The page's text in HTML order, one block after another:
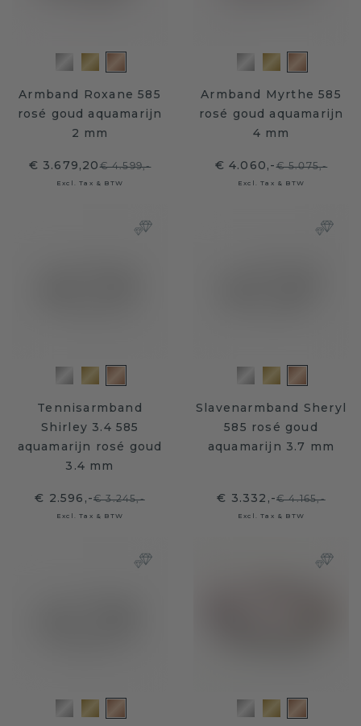
Armband Roxane 585
rosé goud aquamarijn
2 mm
€ 3.679,20€ 4.599,-
Excl. Tax & BTW
Armband Myrthe 585
rosé goud aquamarijn
4 mm
€ 4.060,-€ 5.075,-
Excl. Tax & BTW
Tennisarmband
Shirley 3.4 585
aquamarijn rosé goud
3.4 mm
€ 2.596,-€ 3.245,-
Excl. Tax & BTW
Slavenarmband Sheryl
585 rosé goud
aquamarijn 3.7 mm
€ 3.332,-€ 4.165,-
Excl. Tax & BTW